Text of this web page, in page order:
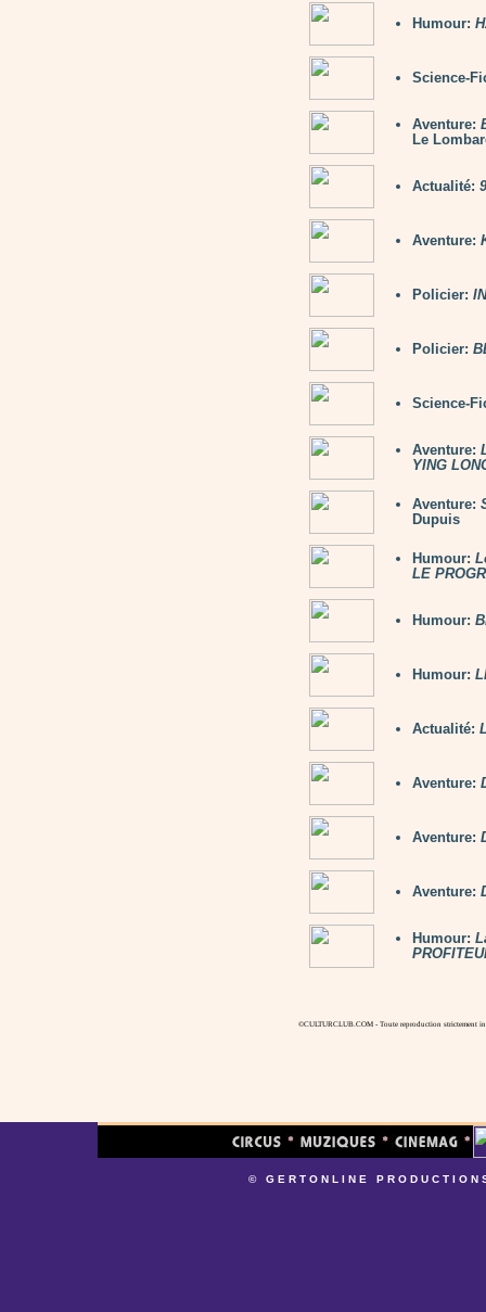
Humour:
Science-
Aventure:
Le
Actualité:
Aventure:
Policier:
Policier:
Science-
Aventure:
YING
Aventure:
Dupuis
Humour:
LE
Humour:
Humour:
Actualité:
Aventure:
Aventure:
Aventure:
Humour:
©CULTURCLUB.COM - Toute reproduction strictement
© GERTONLINE